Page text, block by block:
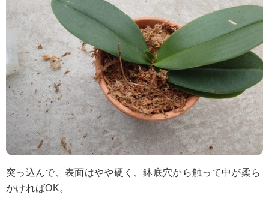
突っ込んで、表面はやや硬く、鉢底穴から触って中が柔ら
かければOK。